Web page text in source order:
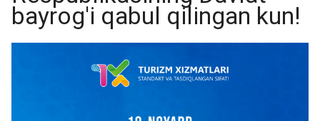
bayrog'i qabul qilingan kun!